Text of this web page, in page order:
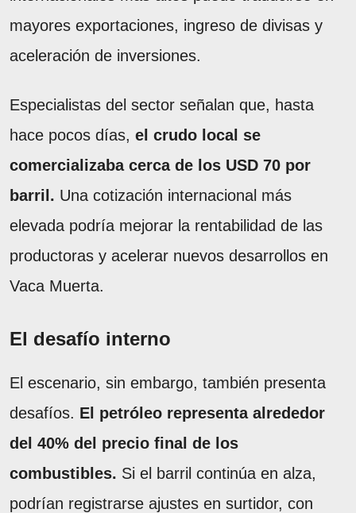
mayores exportaciones, ingreso de divisas y
aceleración de inversiones.
Especialistas del sector señalan que, hasta
hace pocos días, el crudo local se
comercializaba cerca de los USD 70 por
barril. Una cotización internacional más
elevada podría mejorar la rentabilidad de las
productoras y acelerar nuevos desarrollos en
Vaca Muerta.
El desafío interno
El escenario, sin embargo, también presenta
desafíos. El petróleo representa alrededor
del 40% del precio final de los
combustibles. Si el barril continúa en alza,
podrían registrarse ajustes en surtidor, con